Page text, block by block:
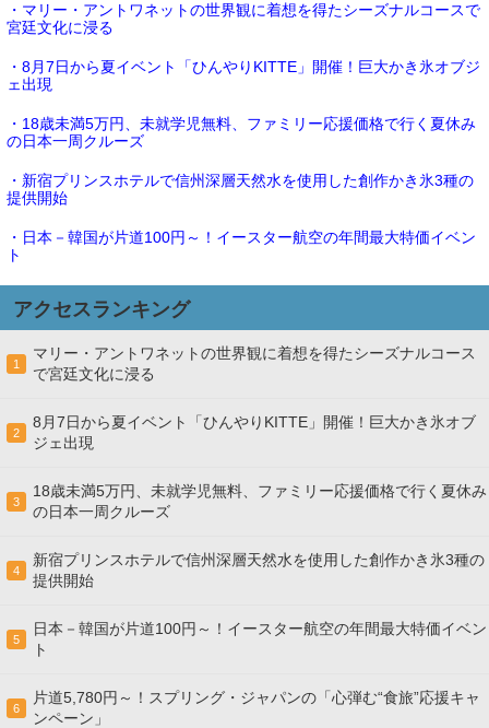
・マリー・アントワネットの世界観に着想を得たシーズナルコースで
宮廷文化に浸る
・8月7日から夏イベント「ひんやりKITTE」開催！巨大かき氷オブジ
ェ出現
・18歳未満5万円、未就学児無料、ファミリー応援価格で行く夏休み
の日本一周クルーズ
・新宿プリンスホテルで信州深層天然水を使用した創作かき氷3種の
提供開始
・日本－韓国が片道100円～！イースター航空の年間最大特価イベン
ト
アクセスランキング
1
マリー・アントワネットの世界観に着想を得たシーズナルコース
で宮廷文化に浸る
2
8月7日から夏イベント「ひんやりKITTE」開催！巨大かき氷オブ
ジェ出現
3
18歳未満5万円、未就学児無料、ファミリー応援価格で行く夏休み
の日本一周クルーズ
4
新宿プリンスホテルで信州深層天然水を使用した創作かき氷3種の
提供開始
5
日本－韓国が片道100円～！イースター航空の年間最大特価イベン
ト
6
片道5,780円～！スプリング・ジャパンの「心弾む“食旅”応援キャ
ンペーン」